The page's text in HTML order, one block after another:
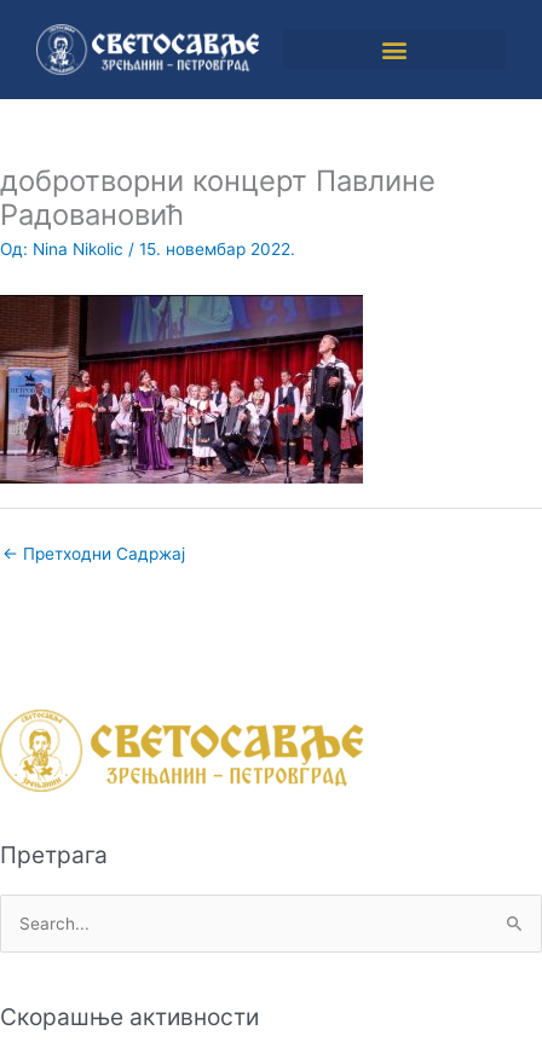
садржај
добротворни концерт Павлине
Радовановић
Од: Nina Nikolic / 15. новембар 2022.
← Претходни Садржај
Претрага
тСкорашње активности